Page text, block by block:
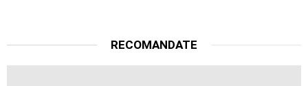
RECOMANDATE